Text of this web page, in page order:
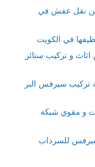
نقل عفش في
في الكويت
و تركيب ستائر
تركيب سيرفس البر
و مقوي شبكة
للسرداب